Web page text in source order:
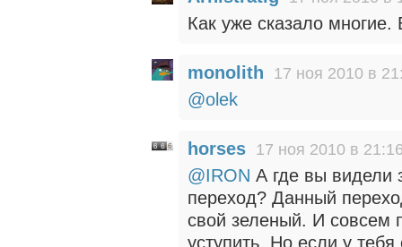
Как уже сказало
monolith 17 ноя 2010 в
@olek
horses 17 ноя 2010 в
@IRON А где вы видели
переход? Данный
свой зеленый. И совсем
уступить. Но если у